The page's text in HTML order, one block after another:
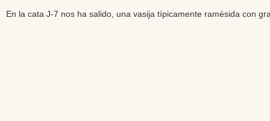
En la cata J-7 nos ha salido, una vasija típicamente ramésida con